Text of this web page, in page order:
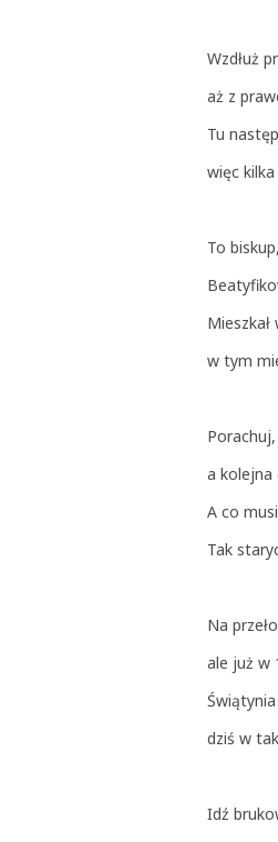
Wzdłuż
aż z
Tu
więc
To
w tym
a kolejna
A co
Tak
Na
ale już w
dziś w
Idź